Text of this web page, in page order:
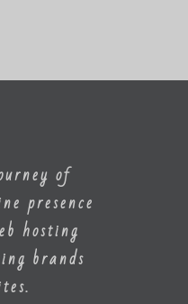
of
presence
hosting
brands